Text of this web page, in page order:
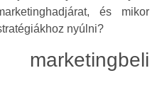
és mikor
nyúlni?